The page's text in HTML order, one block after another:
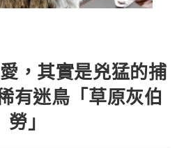
，其實是兇猛的捕
有迷鳥「草原灰伯
勞」